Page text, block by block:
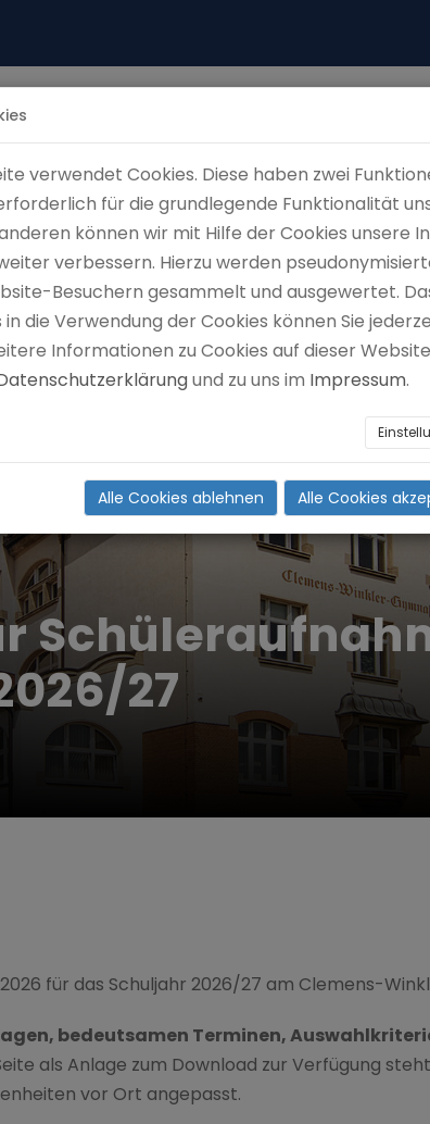
27
für das Schuljahr 2026/27 am Clemens-
bedeutsamen Terminen,
als Anlage zum Download zur Verfügung
vor Ort angepasst.
verwendet Cookies. Diese haben zwei
für die grundlegende Funktionalität
können wir mit Hilfe der Cookies unsere
verbessern. Hierzu werden
Besuchern gesammelt und ausgewertet.
in die Verwendung der Cookies können Sie
Informationen zu Cookies auf dieser
und zu uns im Impressum.
Alle Cookies ablehnen Alle Cookies